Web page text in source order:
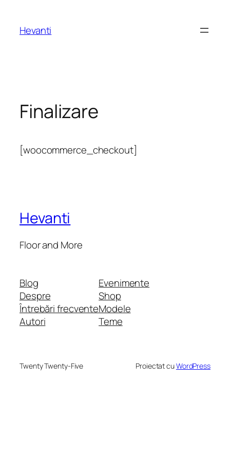
conținut
Hevanti
Finalizare
[woocommerce_checkout]
Hevanti
Floor and More
Blog
Despre
Întrebări frecvente
Autori
Evenimente
Shop
Modele
Teme
Twenty Twenty-Five Proiectat cuWordPress